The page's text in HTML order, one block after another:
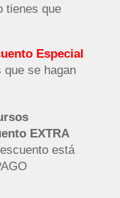
tienes que
Especial
que se hagan
EXTRA
está